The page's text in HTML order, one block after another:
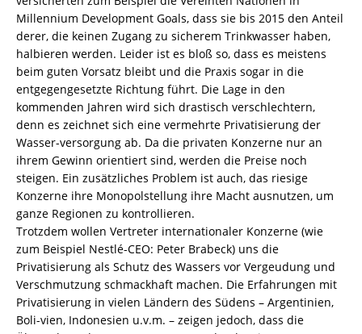
Millennium Development Goals, dass sie bis 2015 den Anteil
derer, die keinen Zugang zu sicherem Trinkwasser haben,
halbieren werden. Leider ist es bloß so, dass es meistens
beim guten Vorsatz bleibt und die Praxis sogar in die
entgegengesetzte Richtung führt. Die Lage in den
kommenden Jahren wird sich drastisch verschlechtern,
denn es zeichnet sich eine vermehrte Privatisierung der
Wasser-versorgung ab. Da die privaten Konzerne nur an
ihrem Gewinn orientiert sind, werden die Preise noch
steigen. Ein zusätzliches Problem ist auch, das riesige
Konzerne ihre Monopolstellung ihre Macht ausnutzen, um
ganze Regionen zu kontrollieren.
Trotzdem wollen Vertreter internationaler Konzerne (wie
zum Beispiel Nestlé-CEO: Peter Brabeck) uns die
Privatisierung als Schutz des Wassers vor Vergeudung und
Verschmutzung schmackhaft machen. Die Erfahrungen mit
Privatisierung in vielen Ländern des Südens – Argentinien,
Boli-vien, Indonesien u.v.m. – zeigen jedoch, dass die